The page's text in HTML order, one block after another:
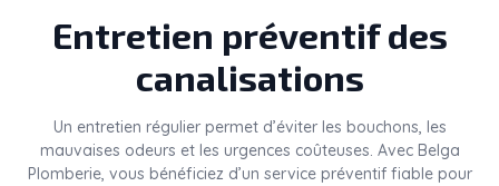
Entretien préventif des
canalisations
Un entretien régulier permet d’éviter les bouchons, les
mauvaises odeurs et les urgences coûteuses. Avec Belga
Plomberie, vous bénéficiez d’un service préventif fiable pour